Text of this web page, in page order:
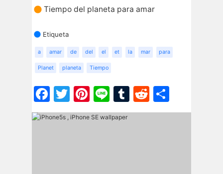
Tiempo del planeta para amar
Etiqueta
a amar de del el et la mar para
Planet planeta Tiempo
Facebook
Twitter
Pinterest
LineTumblr
Reddit